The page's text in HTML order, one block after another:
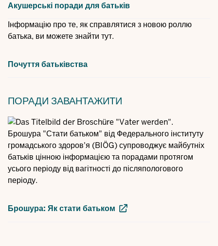
Акушерські поради для батьків
Інформацію про те, як справлятися з новою роллю
батька, ви можете знайти тут.
Почуття батьківства
ПОРАДИ ЗАВАНТАЖИТИ
Брошура "Стати батьком" від Федерального інституту
громадського здоров'я (BIÖG) супроводжує майбутніх
батьків цінною інформацією та порадами протягом
усього періоду від вагітності до післяпологового
періоду.
Брошура: Як стати батьком